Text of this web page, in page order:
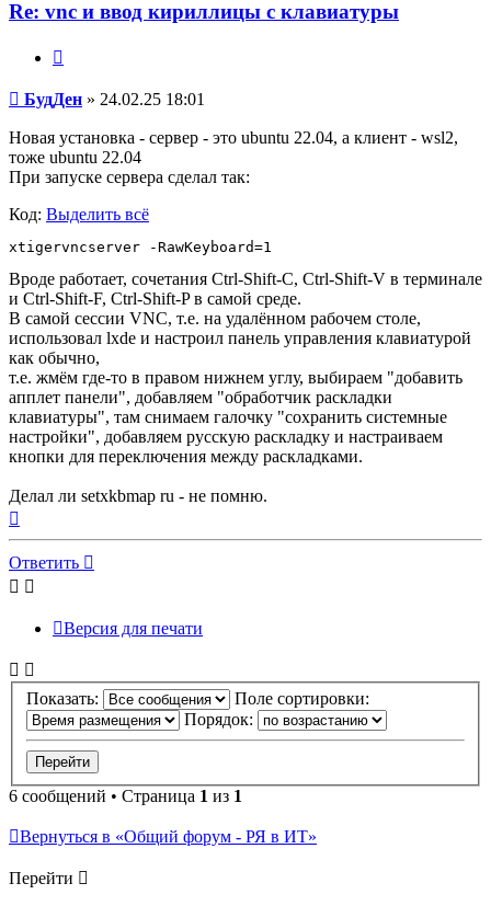
Re: vnc и ввод кириллицы с клавиатуры
Сообщение
БудДен » 24.02.25 18:01
Новая установка - сервер - это ubuntu 22.04, а клиент - wsl2,
тоже ubuntu 22.04
При запуске сервера сделал так:
Код: Выделить всё
Вроде работает, сочетания Ctrl-Shift-C, Ctrl-Shift-V в терминале
и Ctrl-Shift-F, Ctrl-Shift-P в самой среде.
В самой сессии VNC, т.е. на удалённом рабочем столе,
использовал lxde и настроил панель управления клавиатурой
как обычно,
т.е. жмём где-то в правом нижнем углу, выбираем "добавить
апплет панели", добавляем "обработчик раскладки
клавиатуры", там снимаем галочку "сохранить системные
настройки", добавляем русскую раскладку и настраиваем
кнопки для переключения между раскладками.
Делал ли setxkbmap ru - не помню.
началу
Ответить
Версия для печати
Показать:
Поле сортировки:
Порядок:
6 сообщений • Страница 1 из 1
Вернуться в «Общий форум - РЯ в ИТ»
Перейти